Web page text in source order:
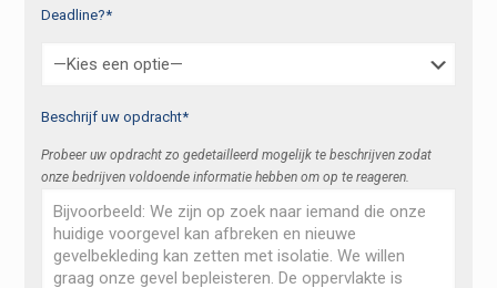
Deadline?*
Beschrijf uw opdracht*
Probeer uw opdracht zo gedetailleerd mogelijk te beschrijven zodat
onze bedrijven voldoende informatie hebben om op te reageren.